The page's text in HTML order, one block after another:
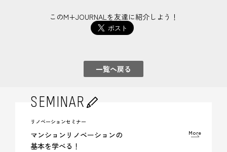
このM+JOURNALを友達に紹介しよう！
一覧へ戻る
SEMINAR
リノベーションセミナー
マンションリノベーションの
基本を学べる！
More